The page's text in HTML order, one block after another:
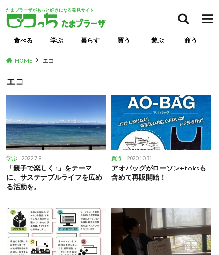
たまプラーザがもっと好きになる発見サイト
食べる 学ぶ 暮らす 買う 遊ぶ 商う
HOME エコ
エコ
学ぶ 2022.7.9
「親子で楽しく♪」をテーマ
に、サステナブルライフを広め
る活動を。
買う 2020.10.31
アオバッグがローソン+toksも
含めて再販開始！